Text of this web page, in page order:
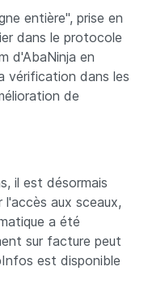
entière", prise en
dans le protocole
d'AbaNinja en
vérification dans les
de
il est désormais
l'accès aux sceaux,
a été
sur facture peut
est disponible